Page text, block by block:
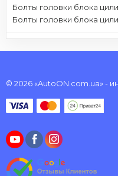
Болты головки блока
Болты головки блока
© 2026 «AutoON.com.ua» -